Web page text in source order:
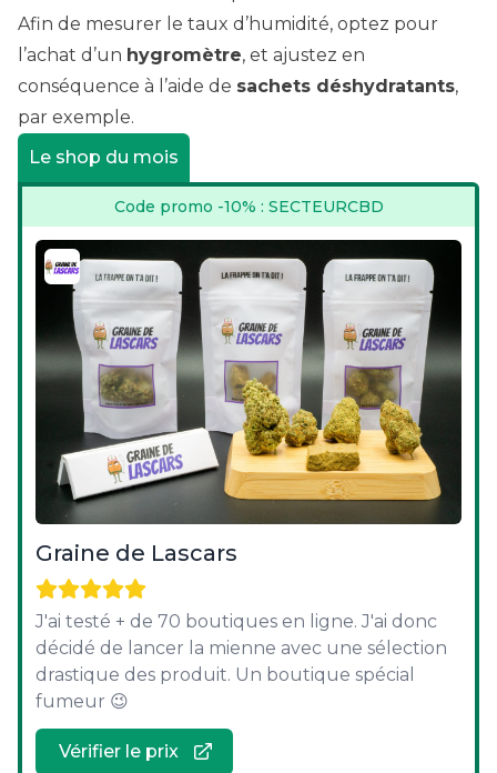
Afin de mesurer le taux d’humidité, optez pour
l’achat d’un hygromètre, et ajustez en
conséquence à l’aide de sachets déshydratants,
par exemple.
Le shop du mois
Code promo -10% : SECTEURCBD
Graine de Lascars
J'ai testé + de 70 boutiques en ligne. J'ai donc
décidé de lancer la mienne avec une sélection
drastique des produit. Un boutique spécial
fumeur 😉
Vérifier le prix